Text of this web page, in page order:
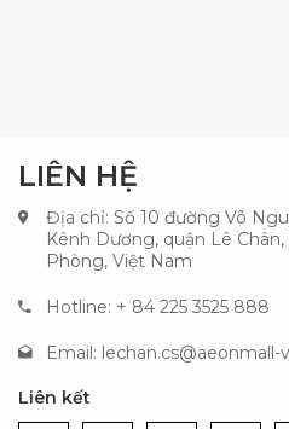
LIÊN HỆ
Địa chỉ: Số 10 đường Võ
Kênh Dương, quận Lê
Phòng, Việt Nam
Hotline: + 84 225 3525 888
Email: lechan.cs@aeonmall-
Liên kết